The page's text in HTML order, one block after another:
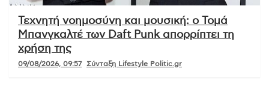
Τεχνητή νοημοσύνη και μουσική: ο Τομά
Μπανγκαλτέ των Daft Punk απορρίπτει τη
χρήση της
09/08/2026, 09:57 Σύνταξη Lifestyle Politic.gr